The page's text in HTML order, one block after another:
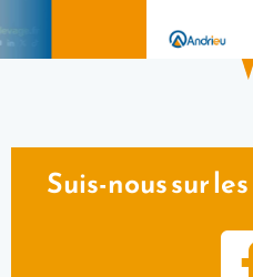
Suis-nous sur